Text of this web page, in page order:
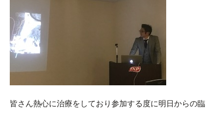
皆さん熱心に治療をしており参加する度に明日からの臨